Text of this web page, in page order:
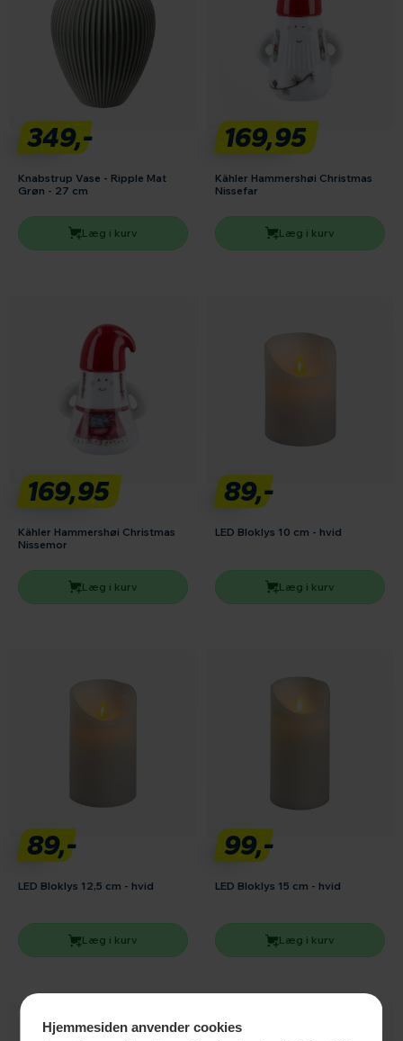
Hjemmesiden anvender cookies
349,-
Knabstrup Vase - Ripple Mat
Grøn - 27 cm
Læg i kurv
169,95
Kähler Hammershøi Christmas
Nissefar
Læg i kurv
169,95
Kähler Hammershøi Christmas
Nissemor
Læg i kurv
89,-
LED Bloklys 10 cm - hvid
Læg i kurv
89,-
LED Bloklys 12,5 cm - hvid
Læg i kurv
99,-
LED Bloklys 15 cm - hvid
Læg i kurv